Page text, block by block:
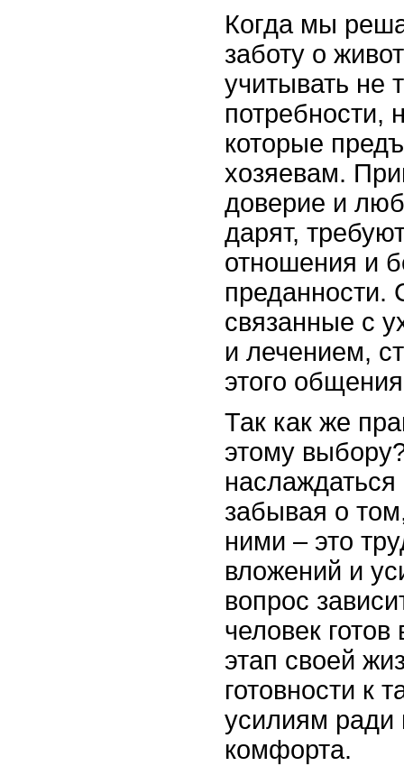
Когда мы
заботу о
учитывать не
потребности,
которые
хозяевам.
доверие и
дарят,
отношения и
преданности.
связанные с
и лечением,
этого
Так как же
этому
забывая о
ними – это
вложений и
вопрос
человек
этап своей
готовности к
усилиям ради
комфорта.